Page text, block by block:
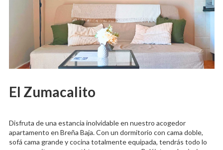
El Zumacalito
Disfruta de una estancia inolvidable en nuestro acogedor
apartamento en Breña Baja. Con un dormitorio con cama doble,
sofá cama grande y cocina totalmente equipada, tendrás todo lo